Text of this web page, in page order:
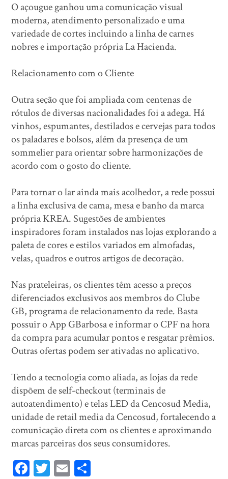
O açougue ganhou uma comunicação visual
moderna, atendimento personalizado e uma
variedade de cortes incluindo a linha de carnes
nobres e importação própria La Hacienda.
Relacionamento com o Cliente
Outra seção que foi ampliada com centenas de
rótulos de diversas nacionalidades foi a adega. Há
vinhos, espumantes, destilados e cervejas para todos
os paladares e bolsos, além da presença de um
sommelier para orientar sobre harmonizações de
acordo com o gosto do cliente.
Para tornar o lar ainda mais acolhedor, a rede possui
a linha exclusiva de cama, mesa e banho da marca
própria KREA. Sugestões de ambientes
inspiradores foram instalados nas lojas explorando a
paleta de cores e estilos variados em almofadas,
velas, quadros e outros artigos de decoração.
Nas prateleiras, os clientes têm acesso a preços
diferenciados exclusivos aos membros do Clube
GB, programa de relacionamento da rede. Basta
possuir o App GBarbosa e informar o CPF na hora
da compra para acumular pontos e resgatar prêmios.
Outras ofertas podem ser ativadas no aplicativo.
Tendo a tecnologia como aliada, as lojas da rede
dispõem de self-checkout (terminais de
autoatendimento) e telas LED da Cencosud Media,
unidade de retail media da Cencosud, fortalecendo a
comunicação direta com os clientes e aproximando
marcas parceiras dos seus consumidores.
Fa T E